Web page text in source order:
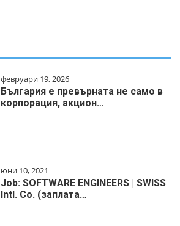
февруари 19, 2026
България е превърната не само в
корпорация, акцион…
юни 10, 2021
Job: SOFTWARE ENGINEERS | SWISS
Intl. Co. (заплата…